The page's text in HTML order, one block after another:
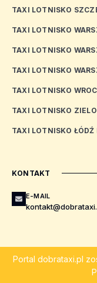
TAXI LOTNISKO
TAXI LOTNISKO
TAXI LOTNISKO
TAXI LOTNISKO
TAXI LOTNISKO
TAXI LOTNISKO
TAXI LOTNISKO ŁÓDŹ
KONTAKT
E-MAIL
Portal dobrataxi.pl